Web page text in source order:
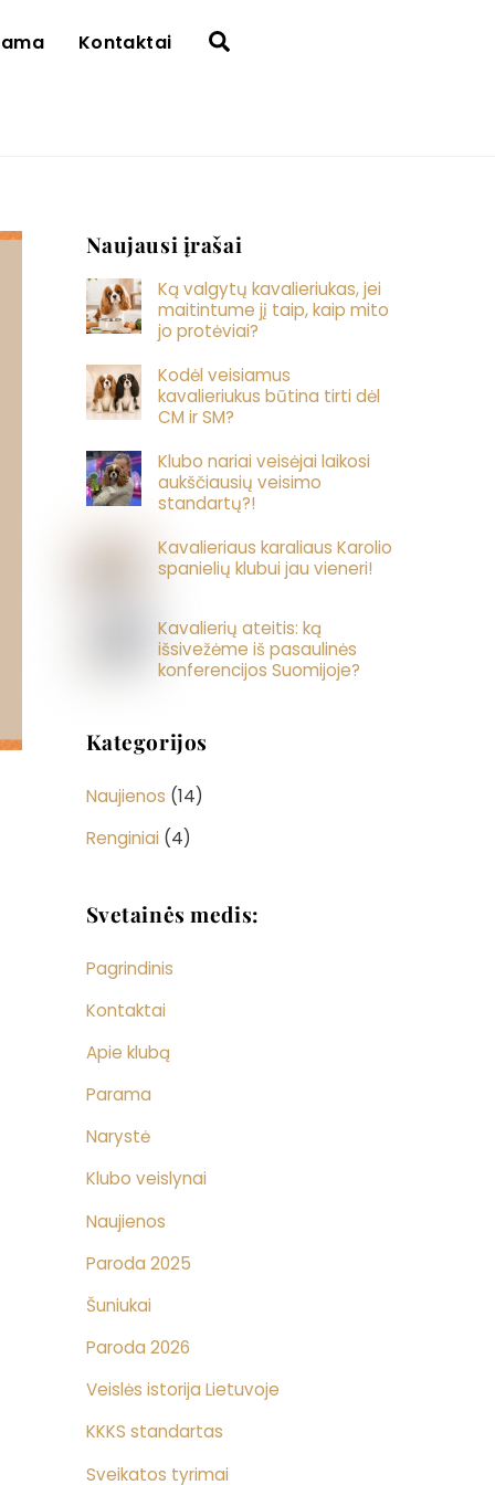
Search
Kontaktai
Naujausi įrašai
Ką valgytų kavalieriukas, jei
maitintume jį taip, kaip mito
jo protėviai?
Kodėl veisiamus
kavalieriukus būtina tirti dėl
CM ir SM?
Klubo nariai veisėjai laikosi
aukščiausių veisimo
standartų?!
Kavalieriaus karaliaus Karolio
spanielių klubui jau vieneri!
Kavalierių ateitis: ką
išsivežėme iš pasaulinės
konferencijos Suomijoje?
Kategorijos
Naujienos (14)
Renginiai (4)
Svetainės medis:
Pagrindinis
Kontaktai
Apie klubą
Parama
Narystė
Klubo veislynai
Naujienos
Paroda 2025
Šuniukai
Paroda 2026
Veislės istorija Lietuvoje
KKKS standartas
Sveikatos tyrimai